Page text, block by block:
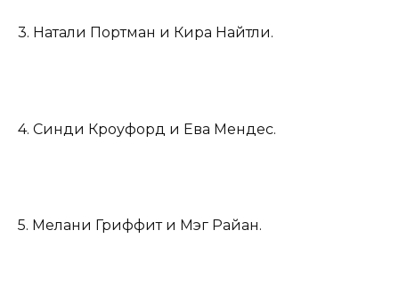
3. Натали Портман и Кира Найтли.
4. Синди Кроуфорд и Ева Мендес.
5. Мелани Гриффит и Мэг Райан.